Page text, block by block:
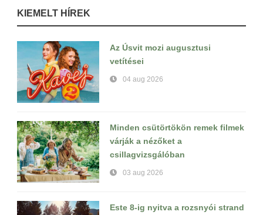
KIEMELT HÍREK
Az Úsvit mozi augusztusi
vetítései
04 aug 2026
Minden csütörtökön remek filmek
várják a nézőket a
csillagvizsgálóban
03 aug 2026
Este 8-ig nyitva a rozsnyói strand